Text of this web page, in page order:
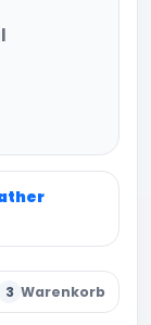
Charcoal
3 Warenkorb